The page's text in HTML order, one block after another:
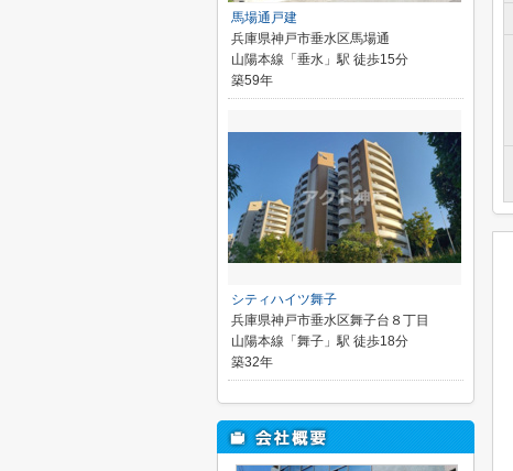
馬場通戸建
兵庫県神戸市垂水区馬場通
山陽本線「垂水」駅 徒歩15分
築59年
シティハイツ舞子
兵庫県神戸市垂水区舞子台８丁目
山陽本線「舞子」駅 徒歩18分
築32年